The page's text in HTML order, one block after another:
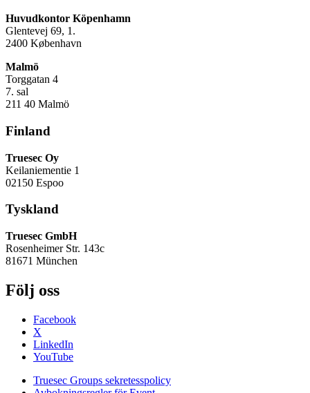
Huvudkontor Köpenhamn
Glentevej 69, 1.
2400 København
Malmö
Torggatan 4
7. sal
211 40 Malmö
Finland
Truesec Oy
Keilaniementie 1
02150 Espoo
Tyskland
Truesec GmbH
Rosenheimer Str. 143c
81671 München
Följ oss
Facebook
X
LinkedIn
YouTube
Truesec Groups sekretesspolicy